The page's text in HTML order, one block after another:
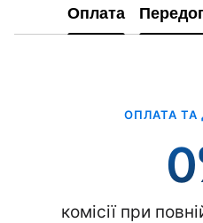
Оплата
ОПЛАТА ТА
комісії при